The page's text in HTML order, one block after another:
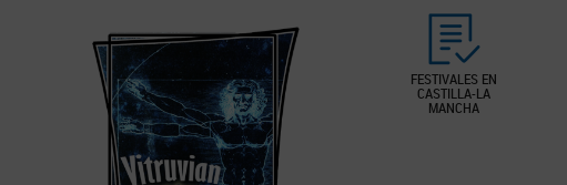
FESTIVALES EN
CASTILLA-LA
MANCHA